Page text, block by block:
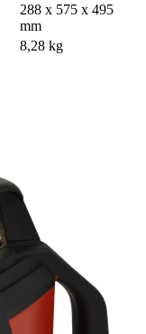
288 x 575 x 495
mm
8,28 kg